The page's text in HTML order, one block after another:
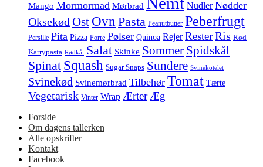
Mango Mormormad Mørbrad Nudler Nødder
Oksekød Ost Ovn Pasta Peanutbutter Peberfrugt
Persille Pita Pizza Porre Pølser Quinoa Rejer ResterRis Rød
Karrypasta Rødkål Salat Skinke Sommer Spidskål
Spinat Squash Sugar Snaps Sundere Svinekotelet
Svinekød Svinemørbrad Tilbehør Tomat Tærte
Vegetarisk Vinter Wrap Ærter Æg
Forside
Om dagens tallerken
Alle opskrifter
Kontakt
Facebook